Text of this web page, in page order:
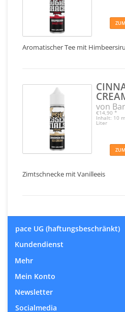
Aromatischer Tee mit
von
€14,90 *
Inhalt: 10
Liter
Zimtschnecke mit Vanilleeis
pace UG (haftungsbeschränkt)
Kundendienst
Mehr
Mein Konto
Newsletter
Socialmedia